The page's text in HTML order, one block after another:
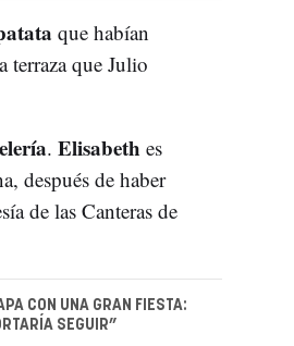
que habían
terraza que Julio
. Elisabeth es
después de haber
de las Canteras de
CON UNA GRAN FIESTA:
SEGUIR”